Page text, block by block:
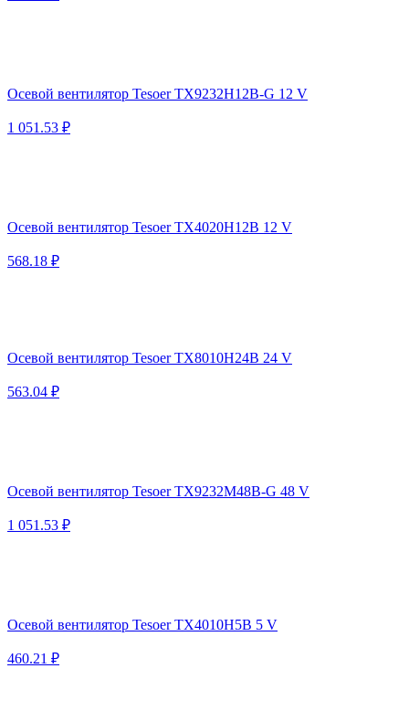
Осевой вентилятор Tesoer TX9232H12B-G 12 V
1 051.53 ₽
Осевой вентилятор Tesoer TX4020H12B 12 V
568.18 ₽
Осевой вентилятор Tesoer TX8010H24B 24 V
563.04 ₽
Осевой вентилятор Tesoer TX9232M48B-G 48 V
1 051.53 ₽
Осевой вентилятор Tesoer TX4010H5B 5 V
460.21 ₽